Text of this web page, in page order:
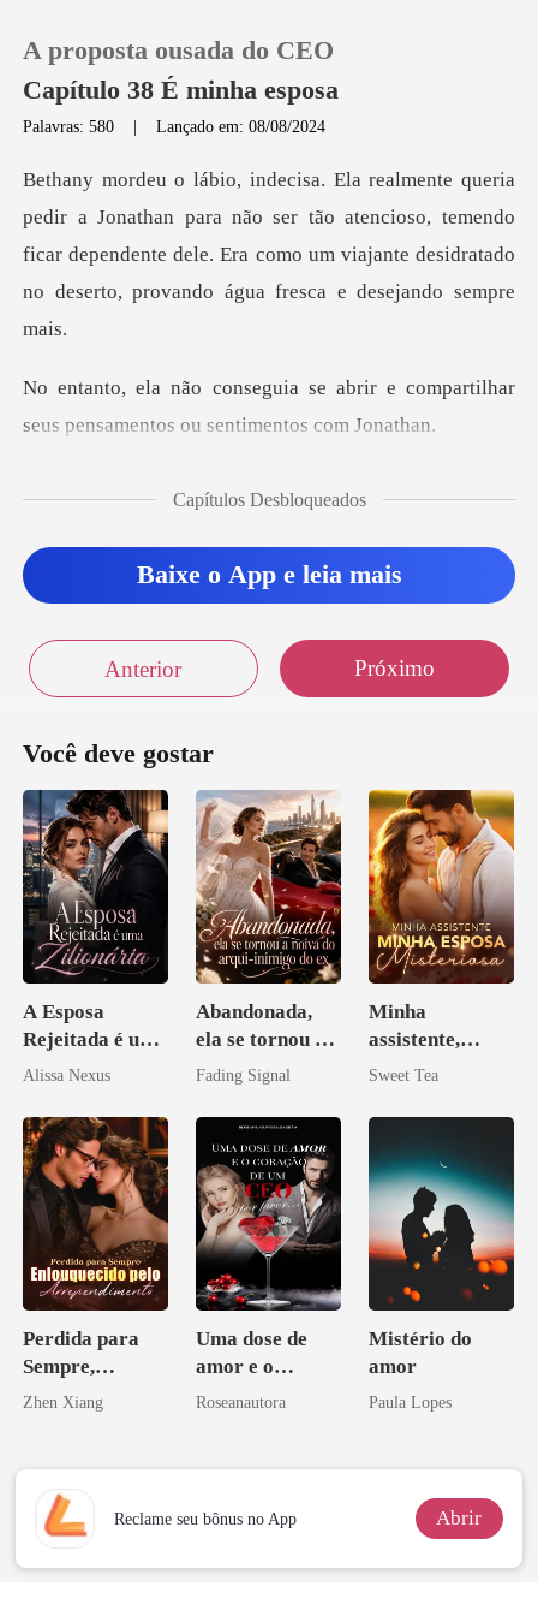
0
Loja
Sair
A proposta ousada do CEO
Capítulo 38 É minha esposa
Palavras: 580 |Lançado em: 08/08/2024
ra não ser tão atencioso, temendo
ficar dependente dele. Era como um viaja
abrir e compartilhar
seus pensame
Capítulos Desbloqueados
Baixe o App e leia mais
Anterior Próximo
Você deve gostar
A Esposa
Rejeitada é uma
Zilionária
Alissa Nexus
Abandonada,
ela se tornou a
noiva do arqui-
Fading Signal
Minha
assistente,
minha esposa
Sweet Tea
Perdida para
Sempre,
Enlouquecido
o
Zhen Xiang
Uma dose de
amor e o
coração de um
Roseanautora
Mistério do
amor
Paula Lopes
Reclame seu bônus no App Abrir